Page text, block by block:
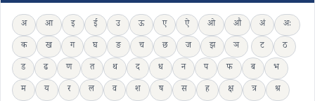
अ आ इ ई उ ऊ ए ऐ ओ औ अं
अः
क
ख ग घ ङ च छ ज झ ञ ट
ठ
ड
ढ ण त थ द ध न प फ ब
भ
म
य र ल व श ष स ह क्ष त्र
श्र